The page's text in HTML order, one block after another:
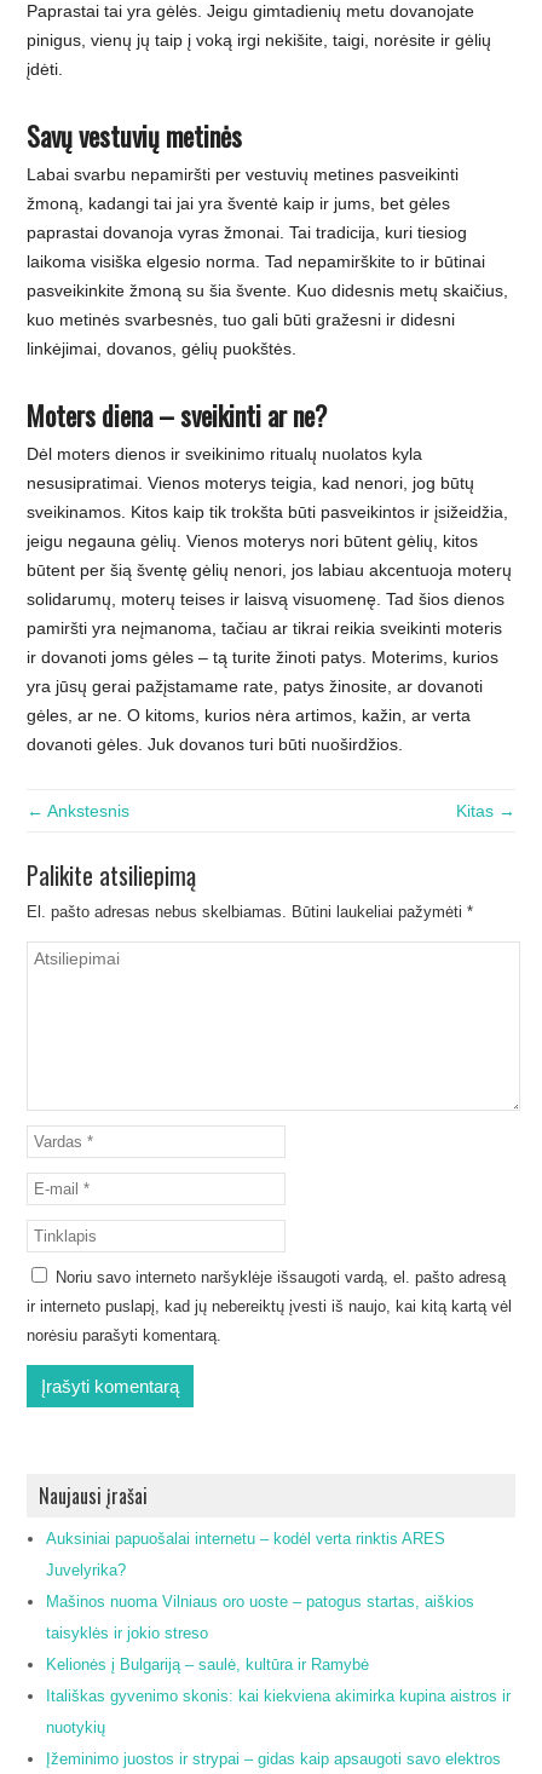
Paprastai tai yra gėlės. Jeigu gimtadienių metu dovanojate
pinigus, vienų jų taip į voką irgi nekišite, taigi, norėsite ir gėlių
įdėti.
Savų vestuvių metinės
Labai svarbu nepamiršti per vestuvių metines pasveikinti
žmoną, kadangi tai jai yra šventė kaip ir jums, bet gėles
paprastai dovanoja vyras žmonai. Tai tradicija, kuri tiesiog
laikoma visiška elgesio norma. Tad nepamirškite to ir būtinai
pasveikinkite žmoną su šia švente. Kuo didesnis metų skaičius,
kuo metinės svarbesnės, tuo gali būti gražesni ir didesni
linkėjimai, dovanos, gėlių puokštės.
Moters diena – sveikinti ar ne?
Dėl moters dienos ir sveikinimo ritualų nuolatos kyla
nesusipratimai. Vienos moterys teigia, kad nenori, jog būtų
sveikinamos. Kitos kaip tik trokšta būti pasveikintos ir įsižeidžia,
jeigu negauna gėlių. Vienos moterys nori būtent gėlių, kitos
būtent per šią šventę gėlių nenori, jos labiau akcentuoja moterų
solidarumų, moterų teises ir laisvą visuomenę. Tad šios dienos
pamiršti yra neįmanoma, tačiau ar tikrai reikia sveikinti moteris
ir dovanoti joms gėles – tą turite žinoti patys. Moterims, kurios
yra jūsų gerai pažįstamame rate, patys žinosite, ar dovanoti
gėles, ar ne. O kitoms, kurios nėra artimos, kažin, ar verta
dovanoti gėles. Juk dovanos turi būti nuoširdžios.
← Ankstesnis Kitas →
Palikite atsiliepimą
El. pašto adresas nebus skelbiamas. Būtini laukeliai pažymėti*
Noriu savo interneto naršyklėje išsaugoti vardą, el. pašto adresą
ir interneto puslapį, kad jų nebereiktų įvesti iš naujo, kai kitą kartą vėl
norėsiu parašyti komentarą.
Naujausi įrašai
Auksiniai papuošalai internetu – kodėl verta rinktis ARES
Juvelyrika?
Mašinos nuoma Vilniaus oro uoste – patogus startas, aiškios
taisyklės ir jokio streso
Kelionės į Bulgariją – saulė, kultūra ir Ramybė
Itališkas gyvenimo skonis: kai kiekviena akimirka kupina aistros ir
nuotykių
Įžeminimo juostos ir strypai – gidas kaip apsaugoti savo elektros